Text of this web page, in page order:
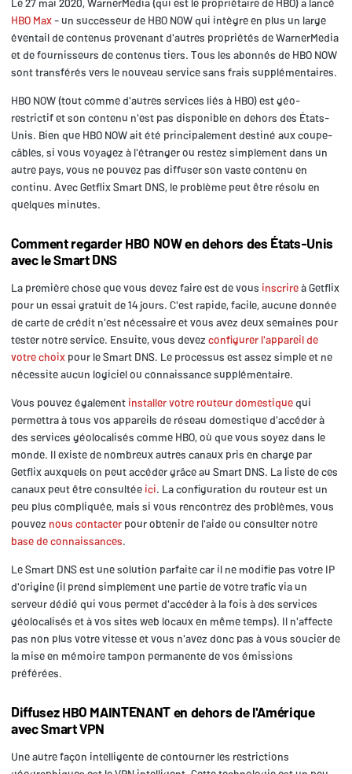
Le 27 mai 2020, WarnerMedia (qui est le propriétaire de HBO) a lancé
HBO Max- un successeur de HBO NOW qui intègre en plus un large
éventail de contenus provenant d'autres propriétés de WarnerMedia
et de fournisseurs de contenus tiers. Tous les abonnés de HBO NOW
sont transférés vers le nouveau service sans frais supplémentaires.
HBO NOW (tout comme d'autres services liés à HBO) est géo-
restrictif et son contenu n'est pas disponible en dehors des États-
Unis. Bien que HBO NOW ait été principalement destiné aux coupe-
câbles, si vous voyagez à l'étranger ou restez simplement dans un
autre pays, vous ne pouvez pas diffuser son vaste contenu en
continu. Avec Getflix Smart DNS, le problème peut être résolu en
quelques minutes.
Comment regarder HBO NOW en dehors des États-Unis
avec le Smart DNS
La première chose que vous devez faire est de vous inscrireà Getflix
pour un essai gratuit de 14 jours. C'est rapide, facile, aucune donnée
de carte de crédit n'est nécessaire et vous avez deux semaines pour
tester notre service. Ensuite, vous devez configurer l'appareil de
votre choix pour le Smart DNS. Le processus est assez simple et ne
nécessite aucun logiciel ou connaissance supplémentaire.
Vous pouvez également installer votre routeur domestiquequi
permettra à tous vos appareils de réseau domestique d'accéder à
des services géolocalisés comme HBO, où que vous soyez dans le
monde. Il existe de nombreux autres canaux pris en charge par
Getflix auxquels on peut accéder grâce au Smart DNS. La liste de ces
canaux peut être consultée ici. La configuration du routeur est un
peu plus compliquée, mais si vous rencontrez des problèmes, vous
pouvez nous contacter pour obtenir de l'aide ou consulter notre
base de connaissances.
Le Smart DNS est une solution parfaite car il ne modifie pas votre IP
d'origine (il prend simplement une partie de votre trafic via un
serveur dédié qui vous permet d'accéder à la fois à des services
géolocalisés et à vos sites web locaux en même temps). Il n'affecte
pas non plus votre vitesse et vous n'avez donc pas à vous soucier de
la mise en mémoire tampon permanente de vos émissions
préférées.
Diffusez HBO MAINTENANT en dehors de l'Amérique
avec Smart VPN
Une autre façon intelligente de contourner les restrictions